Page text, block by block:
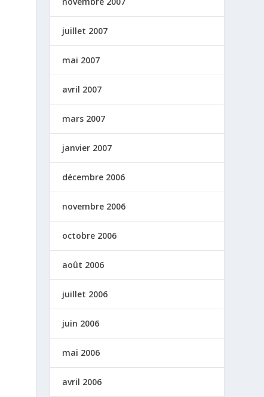
juillet 2007
mai 2007
avril 2007
mars 2007
janvier 2007
décembre 2006
novembre 2006
octobre 2006
août 2006
juillet 2006
juin 2006
mai 2006
avril 2006